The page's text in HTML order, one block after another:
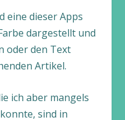
eine dieser Apps
dargestellt und
oder den Text
Artikel.
ich aber mangels
sind in